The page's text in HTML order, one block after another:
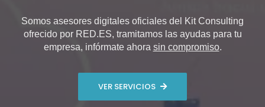
Somos asesores digitales oficiales del Kit Consulting
ofrecido por RED.ES, tramitamos las ayudas para tu
empresa, infórmate ahora sin compromiso.
VER SERVICIOS